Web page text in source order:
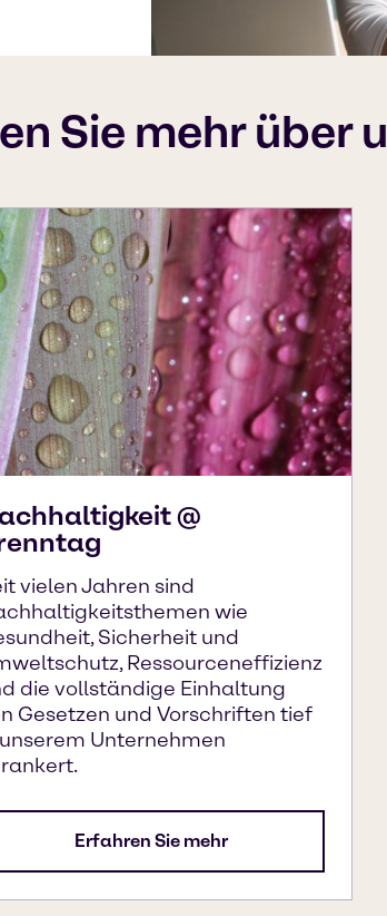
Sie mehr über
@
vielen Jahren sind
wie
Sicherheit und
Ressourceneffizienz
die vollständige Einhaltung
Gesetzen und Vorschriften tief
Unternehmen
Erfahren Sie mehr